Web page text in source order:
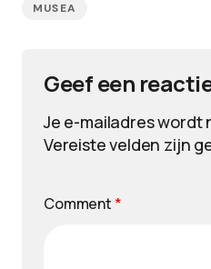
MUSEA
Geef een
Je e-mailadres wordt
Vereiste velden zijn
Comment *